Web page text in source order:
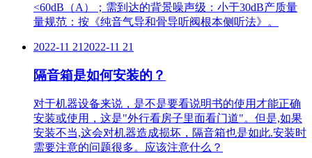
<60dB（A）；需到达的背景噪声级：小于30dB产质量
量规范：按《纯音气导和骨导听阀根本侧听法》。
2022-11 21 2022-11 21
隔音箱是如何安装的？
对于机器设备来说，是不是要看说明书的使用才能正确
安装或使用，这是"外行看房子里面看门道"。但是,如果
安装不当,这会对机器造成损坏，隔音箱也是如此.安装时
需要注意的问题很多。应该注意什么？